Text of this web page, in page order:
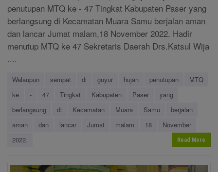
penutupan MTQ ke - 47 Tingkat Kabupaten Paser yang
berlangsung di Kecamatan Muara Samu berjalan aman
dan lancar Jumat malam,18 November 2022. Hadir
menutup MTQ ke 47 Sekretaris Daerah Drs.Katsul Wija
....
Walaupun sempat di guyur hujan penutupan
MTQ
ke
- 47 Tingkat Kabupaten Paser
yang
berlangsung
di Kecamatan Muara Samu
berjalan
aman
dan lancar Jumat malam 18
November
2022.
Read More